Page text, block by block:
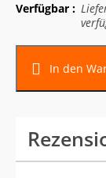
Verfügbar :
In den